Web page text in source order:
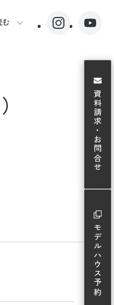
む
資料請求・お問合せ
モデルハウス予約